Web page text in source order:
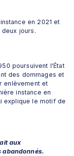
en 2021 et
jours.
poursuivent l'État
des dommages et
enlèvement et
instance en
explique le motif de
aux
abandonnés.